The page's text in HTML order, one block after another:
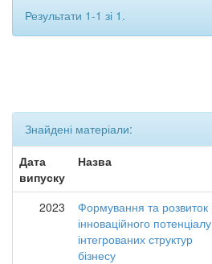
Результати 1-1 зі 1.
Знайдені матеріали:
Дата
випуску
Назва
2023
Формування та розвиток
інноваційного потенціалу
інтегрованих структур
бізнесу